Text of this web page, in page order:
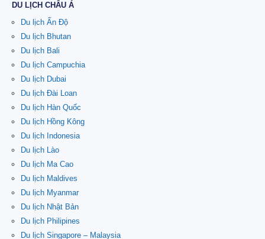
DU LỊCH CHÂU Á
Du lịch Ấn Độ
Du lịch Bhutan
Du lịch Bali
Du lịch Campuchia
Du lịch Dubai
Du lịch Đài Loan
Du lịch Hàn Quốc
Du lịch Hồng Kông
Du lịch Indonesia
Du lịch Lào
Du lịch Ma Cao
Du lịch Maldives
Du lịch Myanmar
Du lịch Nhật Bản
Du lịch Philipines
Du lịch Singapore – Malaysia